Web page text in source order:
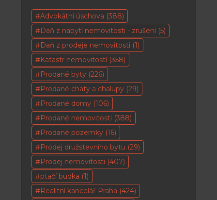
Advokátní úschova (388)
Daň z nabytí nemovitosti - zrušení(5)
Daň z prodeje nemovitosti (1)
Katastr nemovitostí(358)
Prodané byty (226)
Prodané chaty a chalupy (29)
Prodané domy (106)
Prodané nemovitosti (388)
Prodané pozemky (16)
Prodej družstevního bytu (29)
Prodej nemovitosti (407)
ptačí budka (1)
Realitní kancelář Praha (424)